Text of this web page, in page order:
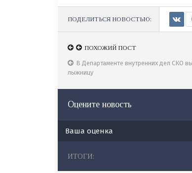
ПОДЕЛИТЬСЯ НОВОСТЬЮ:
ПОХОЖИЙ ПОСТ
К 30-летию Независимости РК ДП
организовал турнир по волейболу
ПОХОЖИЙ ПОСТ
В Департаменте внутренних дел СКО
лыжницу
Оцените новость
Ваша оценка
ИТОГИ: